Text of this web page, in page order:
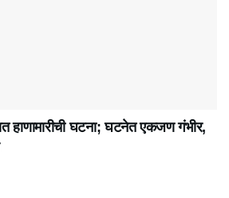
हाणामारीची घटना; घटनेत एकजण गंभीर,